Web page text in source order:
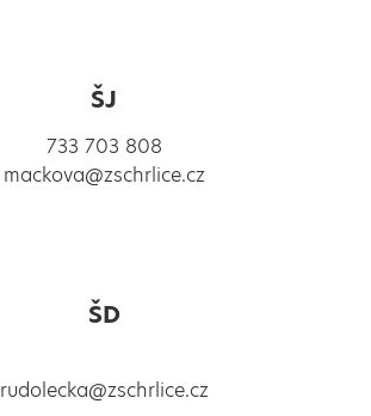
ŠJ
733 703 808
mackova@zschrlice.cz
ŠD
rudolecka@zschrlice.cz